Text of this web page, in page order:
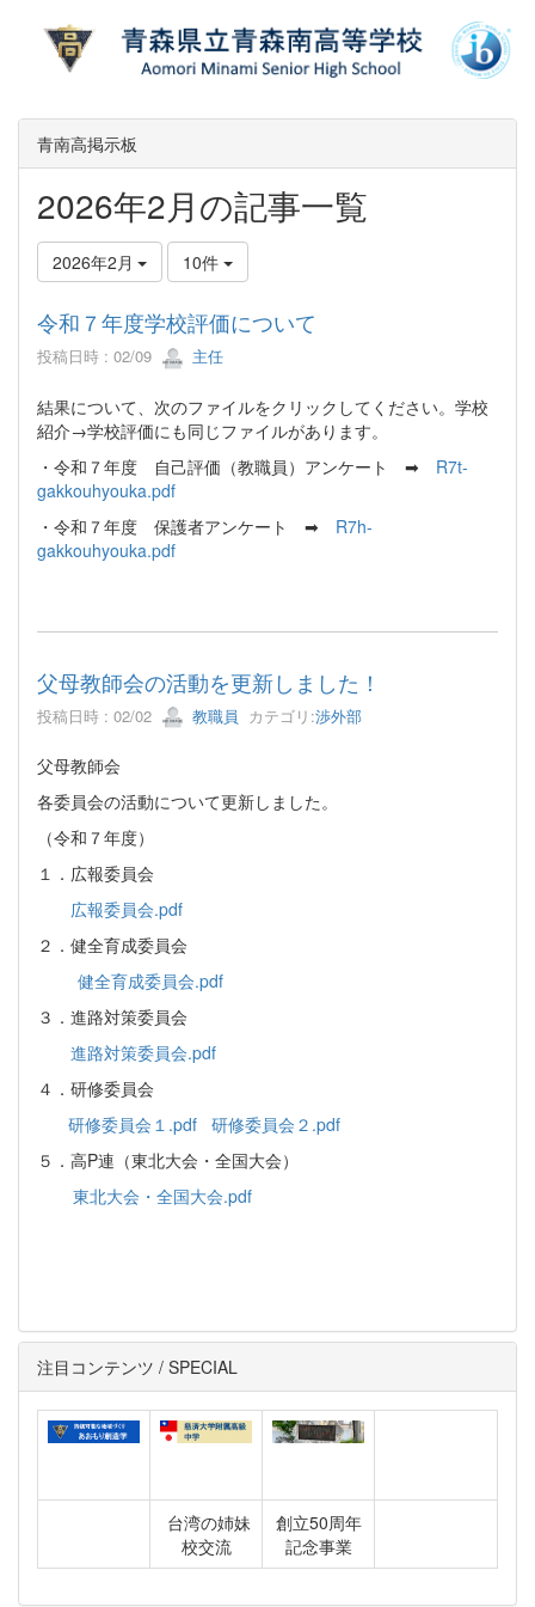
青南高掲示板
2026年2月の記事一覧
2026年2月 10件
令和７年度学校評価について
投稿日時 : 02/09 主任
結果について、次のファイルをクリックしてください。学校
紹介→学校評価にも同じファイルがあります。
・令和７年度 自己評価（教職員）アンケート ➡ R7t-
gakkouhyouka.pdf
・令和７年度 保護者アンケート ➡ R7h-
gakkouhyouka.pdf
父母教師会の活動を更新しました！
投稿日時 : 02/02 教職員 カテゴリ:渉外部
父母教師会
各委員会の活動について更新しました。
（令和７年度）
１．広報委員会
広報委員会.pdf
２．健全育成委員会
健全育成委員会.pdf
３．進路対策委員会
進路対策委員会.pdf
４．研修委員会
研修委員会１.pdf 研修委員会２.pdf
５．高P連（東北大会・全国大会）
東北大会・全国大会.pdf
注目コンテンツ / SPECIAL
台湾の姉妹
校交流
創立50周年
記念事業